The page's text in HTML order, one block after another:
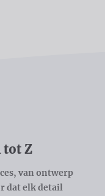
tot Z
van ontwerp
dat elk detail